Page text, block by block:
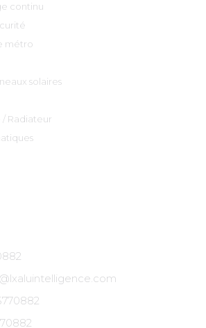
continu
métro
solaires
Radiateur